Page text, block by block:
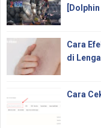
Cara
di
Cara